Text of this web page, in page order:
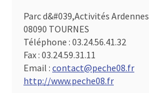
Parc d&#039,Activités
08090 TOURNES
Téléphone : 03.24.56.41.32
Fax : 03.24.59.31.11
Email : contact@peche08.fr
http://www.peche08.fr